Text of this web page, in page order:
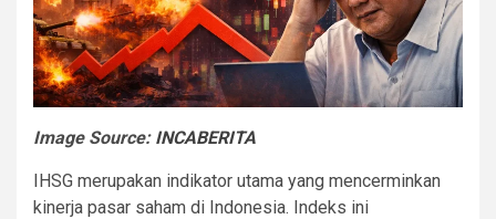
Image Source: INCABERITA
IHSG merupakan indikator utama yang mencerminkan
kinerja pasar saham di Indonesia. Indeks ini